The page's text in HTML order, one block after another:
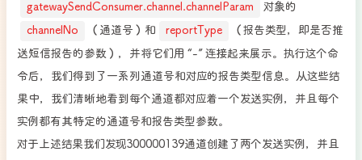
gatewaySendConsumer.channel.channelParam
对象的
channelNo
（通道号）和 reportType
（报告类型，即是否推
送短信报告的参数），并将它们用 “-” 连接起来展示。执行这个命
令后，我们得到了一系列通道号和对应的报告类型信息。从这些结
果中，我们清晰地看到每个通道都对应着一个发送实例，并且每个
实例都有其特定的通道号和报告类型参数。
对于上述结果我们发现300000139通道创建了两个发送实例，并且